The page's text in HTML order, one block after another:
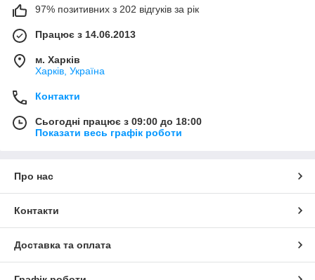
97% позитивних з 202 відгуків за рік
Працює з 14.06.2013
м. Харків
Харків, Україна
Контакти
Сьогодні працює з 09:00 до 18:00
Показати весь графік роботи
Про нас
Контакти
Доставка та оплата